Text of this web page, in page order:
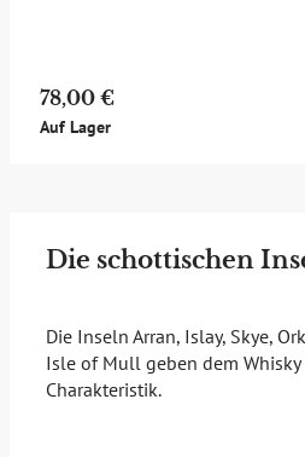
78,00 €
Auf Lager
Die schottischen
Die Inseln Arran, Islay, Skye,
Isle of Mull geben dem
Charakteristik.